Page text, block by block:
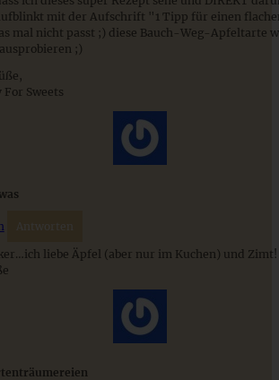
Gemüse auf cremigem Tahini-
mit der Aufschrift "1 Tipp für einen
mal nicht passt ;) diese Bauch-Weg-Apfeltarte
;)
Sweets
Antworten
liebe Äpfel (aber nur im Kuchen) und Zimt!